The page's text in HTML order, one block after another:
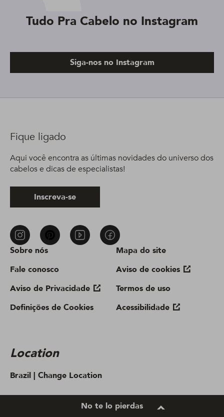
Tudo Pra Cabelo no Instagram
Siga-nos no Instagram
Sobre nós
Fale conosco
Aviso de Privacidade
Definições de Cookies
Mapa do site
Aviso de cookies
Termos de uso
Acessibilidade
Location
Brazil | Change Location
Fique ligado
Aqui você encontra as últimas novidades do universo dos
cabelos e dicas de especialistas!
Inscreva-se
No te lo pierdas